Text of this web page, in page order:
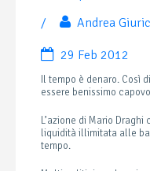
/
Andrea
29 Feb 2012
Il tempo è denaro. Così
essere benissimo
L’azione di Mario
liquidità illimitata alle
tempo.